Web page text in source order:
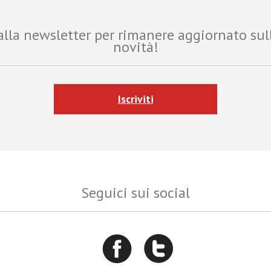
newsletter per rimanere aggiornato
novità!
Iscriviti
Seguici sui social